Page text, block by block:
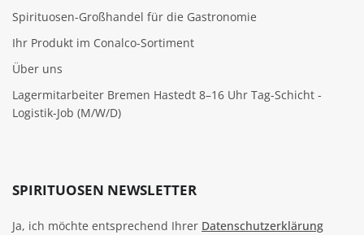
Spirituosen-Großhandel für die Gastronomie
Ihr Produkt im Conalco-Sortiment
Über uns
Lagermitarbeiter Bremen Hastedt 8–16 Uhr Tag-Schicht -
Logistik-Job (M/W/D)
SPIRITUOSEN NEWSLETTER
Ja, ich möchte entsprechend Ihrer Datenschutzerklärung